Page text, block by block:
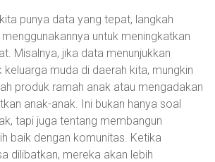
punya data yang tepat, langkah
untuk meningkatkan
Misalnya, jika data menunjukkan
muda di daerah kita, mungkin
produk ramah anak atau mengadakan
anak-anak. Ini bukan hanya soal
tapi juga tentang membangun
baik dengan komunitas. Ketika
dilibatkan, mereka akan lebih